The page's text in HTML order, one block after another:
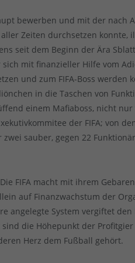
bewerben und mit der nach
Zeiten durchsetzen konnte,
seit dem Beginn der Ära
mit finanzieller Hilfe vom
und zum FIFA-Boss werden
in die Taschen von
einem Mafiaboss, nicht nur
der FIFA; von
sauber, gegen 22
FIFA macht mit ihrem
auf Finanzwachstum der
angelegte System vergiftet
die Höhepunkt der
Herz dem Fußball gehört.